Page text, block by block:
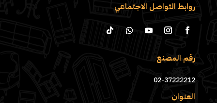
روابط التواصل الاجتماعي
رقم المصنع
02-37222212
العنوان